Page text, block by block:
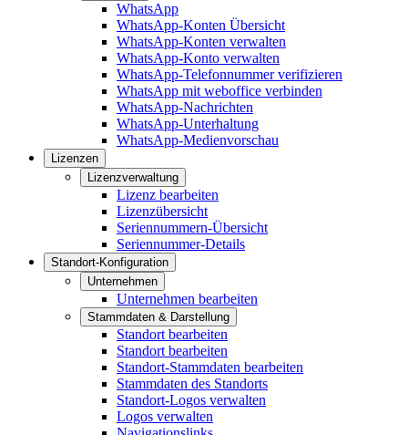
WhatsApp
WhatsApp-Konten Übersicht
WhatsApp-Konten verwalten
WhatsApp-Konto verwalten
WhatsApp-Telefonnummer verifizieren
WhatsApp mit weboffice verbinden
WhatsApp-Nachrichten
WhatsApp-Unterhaltung
WhatsApp-Medienvorschau
Lizenzen
Lizenzverwaltung
Lizenz bearbeiten
Lizenzübersicht
Seriennummern-Übersicht
Seriennummer-Details
Standort-Konfiguration
Unternehmen
Unternehmen bearbeiten
Stammdaten & Darstellung
Standort bearbeiten
Standort bearbeiten
Standort-Stammdaten bearbeiten
Stammdaten des Standorts
Standort-Logos verwalten
Logos verwalten